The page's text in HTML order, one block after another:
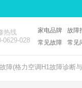
热线
0629-028
家电品牌 故障
常见故障
常见
障(格力空调H1故障诊断